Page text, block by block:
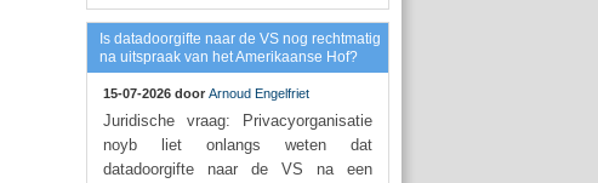
Is datadoorgifte naar de VS nog rechtmatig
na uitspraak van het Amerikaanse Hof?
15-07-2026 door Arnoud Engelfriet
Juridische vraag: Privacyorganisatie
noyb liet onlangs weten dat
datadoorgifte naar de VS na een